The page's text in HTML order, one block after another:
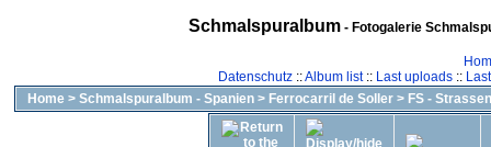
Schmalspuralbum- Fotogalerie
Datenschutz::Album list:: Last uploads::
Home > Schmalspuralbum - Spanien > Ferrocarril de Soller > FS -